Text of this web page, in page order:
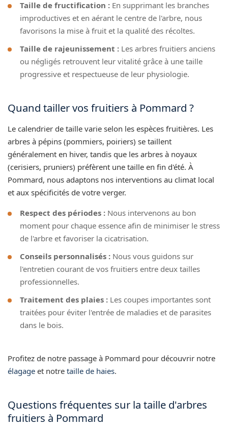
Taille de fructification : En supprimant les branches
improductives et en aérant le centre de l'arbre, nous
favorisons la mise à fruit et la qualité des récoltes.
Taille de rajeunissement : Les arbres fruitiers anciens
ou négligés retrouvent leur vitalité grâce à une taille
progressive et respectueuse de leur physiologie.
Quand tailler vos fruitiers à Pommard ?
Le calendrier de taille varie selon les espèces fruitières. Les
arbres à pépins (pommiers, poiriers) se taillent
généralement en hiver, tandis que les arbres à noyaux
(cerisiers, pruniers) préfèrent une taille en fin d'été. À
Pommard, nous adaptons nos interventions au climat local
et aux spécificités de votre verger.
Respect des périodes : Nous intervenons au bon
moment pour chaque essence afin de minimiser le stress
de l'arbre et favoriser la cicatrisation.
Conseils personnalisés : Nous vous guidons sur
l'entretien courant de vos fruitiers entre deux tailles
professionnelles.
Traitement des plaies : Les coupes importantes sont
traitées pour éviter l'entrée de maladies et de parasites
dans le bois.
Profitez de notre passage à Pommard pour découvrir notre
élagage et notre taille de haies.
Questions fréquentes sur la taille d'arbres
fruitiers à Pommard